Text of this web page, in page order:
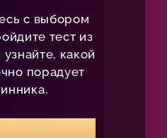
с выбором
тест из
какой
порадует